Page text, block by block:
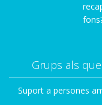
Grups als
Suport a persones